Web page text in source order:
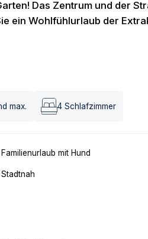
Das Zentrum und der
ein Wohlfühlurlaub der
max. 4 Schlafzimmer
Familienurlaub mit Hund
Stadtnah